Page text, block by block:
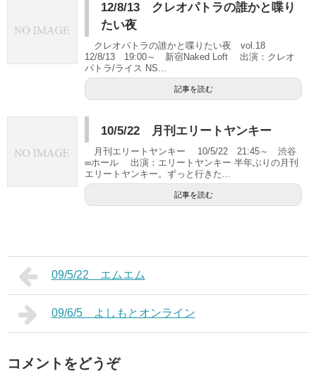
12/8/13 クレオパトラの誰かと喋り
たい夜
クレオパトラの誰かと喋りたい夜 vol.18
12/8/13 19:00～ 新宿Naked Loft 出演：クレオ
パトラ/ライス NS...
記事を読む
10/5/22 月刊エリートヤンキー
月刊エリートヤンキー 10/5/22 21:45～ 渋谷
∞ホール 出演：エリートヤンキー 半年ぶりの月刊
エリートヤンキー。ずっと行きた...
記事を読む
09/5/22 エムエム
09/6/5 よしもとオンライン
コメントをどうぞ